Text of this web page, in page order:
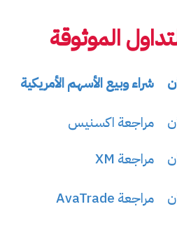
الموثوقة
شراء وبيع الأسهم الأمريكية
مراجعة اكسنيس
مراجعة XM
مراجعة AvaTrade